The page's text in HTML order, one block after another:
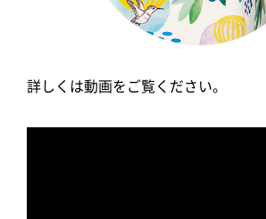
詳しくは動画をご覧ください。